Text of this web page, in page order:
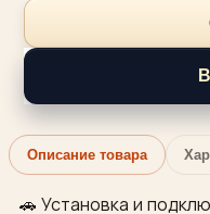
Описание товара
🚗 Установка и